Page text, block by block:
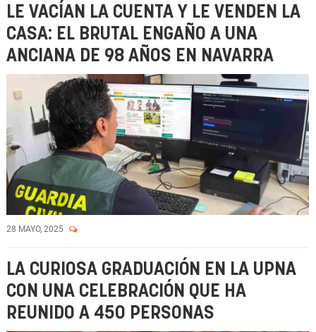
LE VACÍAN LA CUENTA Y LE VENDEN LA
CASA: EL BRUTAL ENGAÑO A UNA
ANCIANA DE 98 AÑOS EN NAVARRA
28 MAYO, 2025
LA CURIOSA GRADUACIÓN EN LA UPNA
CON UNA CELEBRACIÓN QUE HA
REUNIDO A 450 PERSONAS